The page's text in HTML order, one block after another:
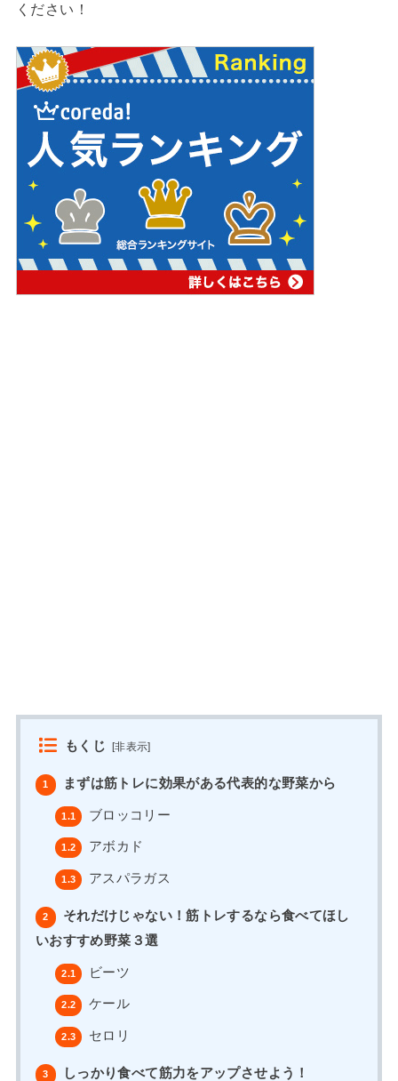
ください！
もくじ [非表示]
1 まずは筋トレに効果がある代表的な野菜から
1.1 ブロッコリー
1.2 アボカド
1.3 アスパラガス
2
それだけじゃない！筋トレするなら食べてほし
いおすすめ野菜３選
2.1 ビーツ
2.2 ケール
2.3 セロリ
3 しっかり食べて筋力をアップさせよう！